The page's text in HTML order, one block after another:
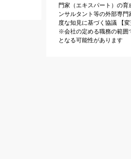
門家（エキスパート）の育
ンサルタント等の外部専門
度な知見に基づく協議 【変
※会社の定める職務の範囲
となる可能性があります